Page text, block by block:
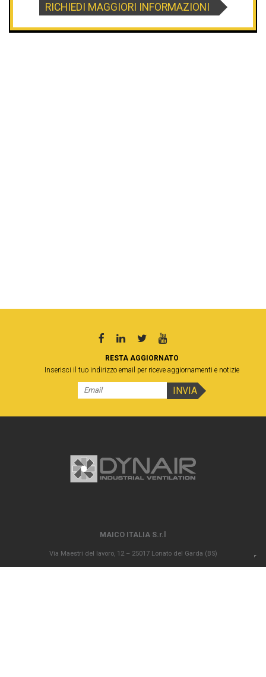
RICHIEDI MAGGIORI INFORMAZIONI
RESTA AGGIORNATO
Inserisci il tuo indirizzo email per riceve aggiornamenti e notizie
MAICO ITALIA S.r.l
Via Maestri del lavoro, 12 – 25017 Lonato del Garda (BS)